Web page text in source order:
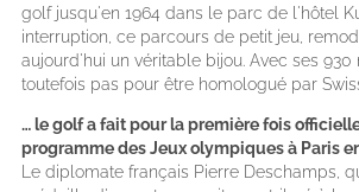
golf jusqu'en 1964 dans le parc de l'hôtel
interruption, ce parcours de petit jeu,
aujourd'hui un véritable bijou. Avec ses 930
toutefois pas pour être homologué par
… le golf a fait pour la première fois
programme des Jeux olympiques à Paris
Le diplomate français Pierre Deschamps,